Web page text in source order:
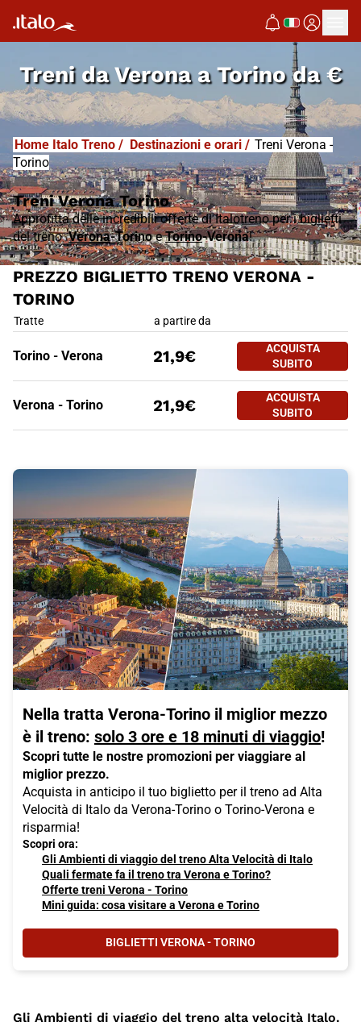
Treni daVerona a Torinoda€
Home Italo Treno / Destinazioni e orari / Treni Verona -
Torino
Treni Verona Torino
Approfitta delle incredibili offerte di Italotreno per i biglietti
del trenoVerona-TorinoeTorino-Verona!
PREZZO BIGLIETTO TRENO VERONA -
TORINO
PREZZO BIGLIETTO TRENO
Tratte a partire da
Torino - Verona 21,9€
ACQUISTA
SUBITO
PREZZO BIGLIETTO TRENO
Verona - Torino 21,9€
ACQUISTA
SUBITO
Nella tratta Verona-Torino il miglior mezzo
è il treno: solo 3 ore e 18 minuti di viaggio!
Scopri tutte le nostre promozioni per viaggiare al
miglior prezzo.
Acquista in anticipo il tuo biglietto per il treno ad Alta
Velocità di Italo da Verona-Torino o Torino-Verona e
risparmia!
Scopri ora:
Gli Ambienti di viaggio del treno Alta Velocità di Italo
Quali fermate fa il treno tra Verona e Torino?
Offerte treni Verona - Torino
Mini guida: cosa visitare a Verona e Torino
BIGLIETTI VERONA - TORINO
- NELLA TRATTA VERONA-
Gli Ambienti di viaggio del treno alta velocità Italo.